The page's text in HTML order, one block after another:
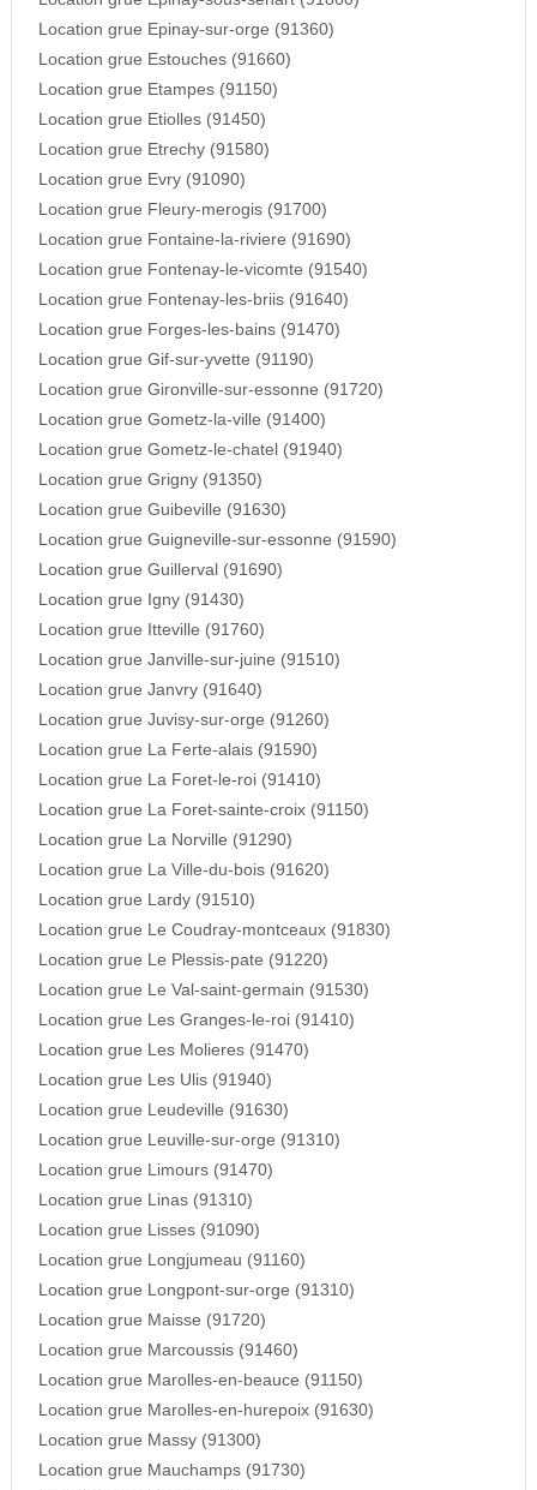
Location grue Epinay-sur-orge (91360)
Location grue Estouches (91660)
Location grue Etampes (91150)
Location grue Etiolles (91450)
Location grue Etrechy (91580)
Location grue Evry (91090)
Location grue Fleury-merogis (91700)
Location grue Fontaine-la-riviere (91690)
Location grue Fontenay-le-vicomte (91540)
Location grue Fontenay-les-briis (91640)
Location grue Forges-les-bains (91470)
Location grue Gif-sur-yvette (91190)
Location grue Gironville-sur-essonne (91720)
Location grue Gometz-la-ville (91400)
Location grue Gometz-le-chatel (91940)
Location grue Grigny (91350)
Location grue Guibeville (91630)
Location grue Guigneville-sur-essonne (91590)
Location grue Guillerval (91690)
Location grue Igny (91430)
Location grue Itteville (91760)
Location grue Janville-sur-juine (91510)
Location grue Janvry (91640)
Location grue Juvisy-sur-orge (91260)
Location grue La Ferte-alais (91590)
Location grue La Foret-le-roi (91410)
Location grue La Foret-sainte-croix (91150)
Location grue La Norville (91290)
Location grue La Ville-du-bois (91620)
Location grue Lardy (91510)
Location grue Le Coudray-montceaux (91830)
Location grue Le Plessis-pate (91220)
Location grue Le Val-saint-germain (91530)
Location grue Les Granges-le-roi (91410)
Location grue Les Molieres (91470)
Location grue Les Ulis (91940)
Location grue Leudeville (91630)
Location grue Leuville-sur-orge (91310)
Location grue Limours (91470)
Location grue Linas (91310)
Location grue Lisses (91090)
Location grue Longjumeau (91160)
Location grue Longpont-sur-orge (91310)
Location grue Maisse (91720)
Location grue Marcoussis (91460)
Location grue Marolles-en-beauce (91150)
Location grue Marolles-en-hurepoix (91630)
Location grue Massy (91300)
Location grue Mauchamps (91730)